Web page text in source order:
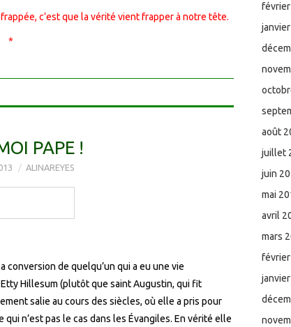
c’est que la vérité vient frapper à notre tête.
*
PAPE !
ALINAREYES
conversion de quelqu’un qui a eu une vie
Hillesum (plutôt que saint Augustin, qui fit
salie au cours des siècles, où elle a pris pour
n’est pas le cas dans les Évangiles. En vérité elle
août
juillet
juin
mai
avril
mars